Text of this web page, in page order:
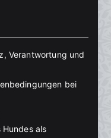
Verantwortung und
bei
als